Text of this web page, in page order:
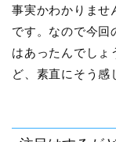
事実かわかりませ
です。なので今回
はあったんでしょ
ど、素直にそう感